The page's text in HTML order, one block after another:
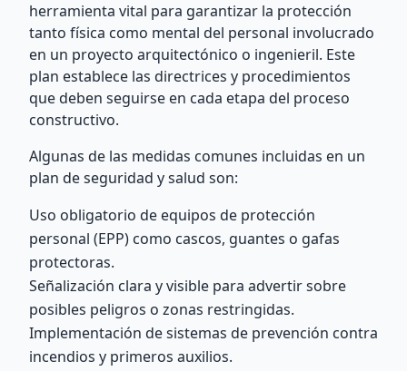
herramienta vital para garantizar la protección
tanto física como mental del personal involucrado
en un proyecto arquitectónico o ingenieril. Este
plan establece las directrices y procedimientos
que deben seguirse en cada etapa del proceso
constructivo.
Algunas de las medidas comunes incluidas en un
plan de seguridad y salud son:
Uso obligatorio de equipos de protección
personal (EPP) como cascos, guantes o gafas
protectoras.
Señalización clara y visible para advertir sobre
posibles peligros o zonas restringidas.
Implementación de sistemas de prevención contra
incendios y primeros auxilios.